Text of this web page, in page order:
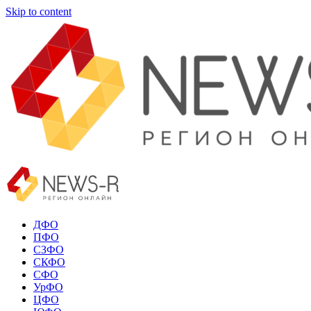
Skip to content
ДФО
ПФО
СЗФО
СКФО
СФО
УрФО
ЦФО